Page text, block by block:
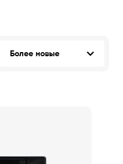
Более новые